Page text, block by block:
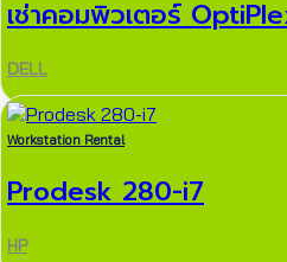
เช่าคอมพิวเตอร์
DELL
Workstation Rental
Prodesk 280-i7
HP